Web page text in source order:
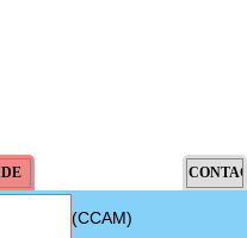
(CCAM)